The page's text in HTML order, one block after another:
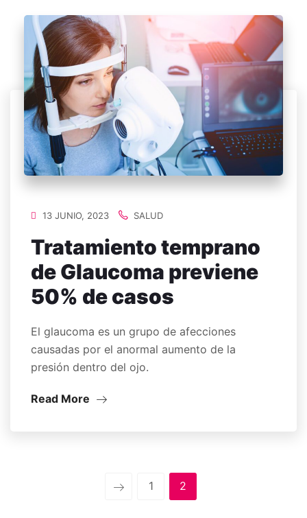
13 JUNIO, 2023 SALUD
Tratamiento temprano
de Glaucoma previene
50% de casos
El glaucoma es un grupo de afecciones
causadas por el anormal aumento de la
presión dentro del ojo.
Read More
1 2